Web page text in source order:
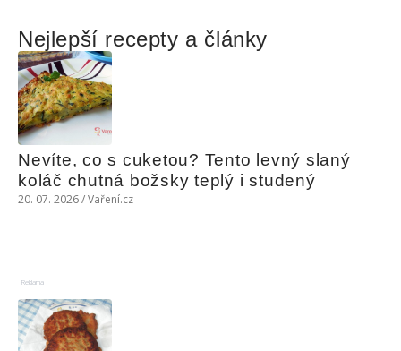
Nejlepší recepty a články
Nevíte, co s cuketou? Tento levný slaný
koláč chutná božsky teplý i studený
20. 07. 2026 / Vaření.cz
Reklama